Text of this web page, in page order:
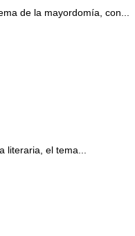
de la mayordomía, con...
el tema...